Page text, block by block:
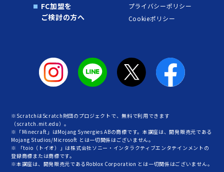
FC加盟を
ご検討の方へ
プライバシーポリシー
Cookieポリシー
※ScratchはScratch財団のプロジェクトで、無料で利用できます
（scratch.mit.edu）。
※「Minecraft」はMojang Synergies ABの商標です。本講座は、開発販売元である
Mojang Studios/Microsoft とは一切関係はございません。
※ 「toio（トイオ）」は株式会社ソニー・インタラクティブエンタテインメントの
登録商標または商標です。
※本講座は、開発販売元であるRoblox Corporation とは一切関係はございません。